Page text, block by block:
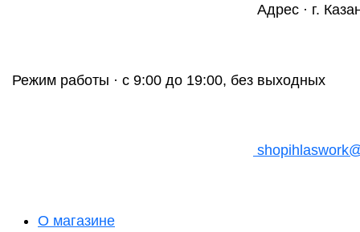
Адрес · г.
Режим работы · с 9:00 до 19:00, без выходных
О магазине